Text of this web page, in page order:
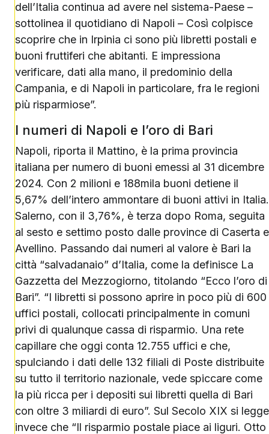
dell’Italia continua ad avere nel sistema-Paese –
sottolinea il quotidiano di Napoli – Così colpisce
scoprire che in Irpinia ci sono più libretti postali e
buoni fruttiferi che abitanti. E impressiona
verificare, dati alla mano, il predominio della
Campania, e di Napoli in particolare, fra le regioni
più risparmiose”.
I numeri di Napoli e l’oro di Bari
Napoli, riporta il Mattino, è la prima provincia
italiana per numero di buoni emessi al 31 dicembre
2024. Con 2 milioni e 188mila buoni detiene il
5,67% dell’intero ammontare di buoni attivi in Italia.
Salerno, con il 3,76%, è terza dopo Roma, seguita
al sesto e settimo posto dalle province di Caserta e
Avellino. Passando dai numeri al valore è Bari la
città “salvadanaio” d’Italia, come la definisce La
Gazzetta del Mezzogiorno, titolando “Ecco l’oro di
Bari”. “I libretti si possono aprire in poco più di 600
uffici postali, collocati principalmente in comuni
privi di qualunque cassa di risparmio. Una rete
capillare che oggi conta 12.755 uffici e che,
spulciando i dati delle 132 filiali di Poste distribuite
su tutto il territorio nazionale, vede spiccare come
la più ricca per i depositi sui libretti quella di Bari
con oltre 3 miliardi di euro”. Sul Secolo XIX si legge
invece che “Il risparmio postale piace ai liguri. Otto